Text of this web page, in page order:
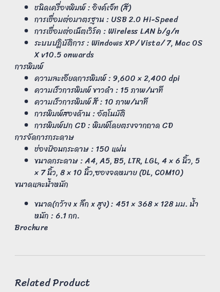
ชนิดเครื่องพิมพ์ : อิงค์เจ็ท (สี)
การเชื่อมต่อมาตรฐาน : USB 2.0 Hi-Speed
การเชื่อมต่อเน็ตเวิร์ค : Wireless LAN b/g/n
ระบบปฎิบัติการ : Windows XP/ Vista/ 7, Mac OS
X v10.5 onwards
การพิมพ์
ความละเอียดการพิมพ์ : 9,600 × 2,400 dpi
ความเร็วการพิมพ์ ขาวดำ : 15 ภาพ/นาที
ความเร็วการพิมพ์ สี : 10 ภาพ/นาที
การพิมพ์สองด้าน : อัตโนมัติ
การพิมพ์ปก CD : พิมพ์โดยตรงจากถาด CD
การจัดการกระดาษ
ช่องป้อนกระดาษ : 150 แผ่น
ขนาดกระดาษ : A4, A5, B5, LTR, LGL, 4 × 6 นิ้ว, 5
× 7 นิ้ว, 8 × 10 นิ้ว,ซองจดหมาย (DL, COM10)
ขนาดและน้ำหนัก
ขนาด(กว้าง x ลึก x สูง) : 451 × 368 × 128 มม. น้ำ
หนัก : 6.1 กก.
Brochure
Related Product